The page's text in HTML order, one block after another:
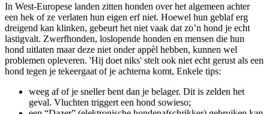
In West-Europese landen zitten honden over het algemeen achter
een hek of ze verlaten hun eigen erf niet. Hoewel hun geblaf erg
dreigend kan klinken, gebeurt het niet vaak dat zo’n hond je echt
lastigvalt. Zwerfhonden, loslopende honden en mensen die hun
hond uitlaten maar deze niet onder appèl hebben, kunnen wel
problemen opleveren. 'Hij doet niks' stelt ook niet echt gerust als een
hond tegen je tekeergaat of je achterna komt, Enkele tips:
weeg af of je sneller bent dan je belager. Dit is zelden het
geval. Vluchten triggert een hond sowieso;